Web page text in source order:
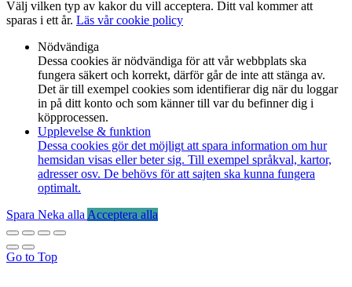
Välj vilken typ av kakor du vill acceptera. Ditt val kommer att
sparas i ett år. Läs vår cookie policy
Nödvändiga
Dessa cookies är nödvändiga för att vår webbplats ska
fungera säkert och korrekt, därför går de inte att stänga av.
Det är till exempel cookies som identifierar dig när du loggar
in på ditt konto och som känner till var du befinner dig i
köpprocessen.
Upplevelse & funktion
Dessa cookies gör det möjligt att spara information om hur
hemsidan visas eller beter sig. Till exempel språkval, kartor,
adresser osv. De behövs för att sajten ska kunna fungera
optimalt.
Spara Neka alla Acceptera alla
Go to Top